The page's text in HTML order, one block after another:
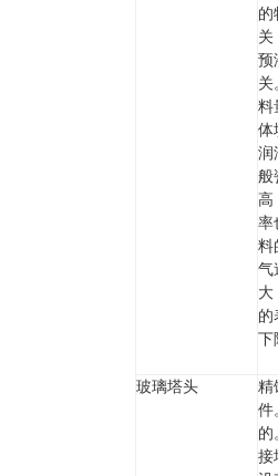
的
关
预
关
料
体
润
般
高
率
料
气
大
的
下
玻璃塔头
精
件
的
接